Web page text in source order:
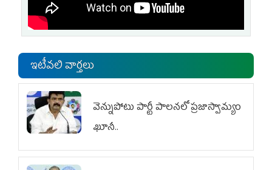
ఇటీవలి వార్తలు
వెన్నుపోటు పార్టీ పాలనలో ప్రజాస్వామ్యం
ఖూనీ..